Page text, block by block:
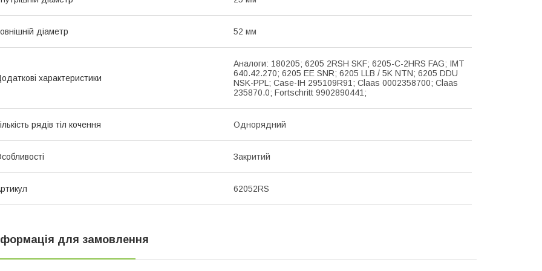
діаметр 52 мм
характеристики
Аналоги: 180205; 6205 2RSH SKF; 6205-C-2HRS FAG; IMT
640.42.270; 6205 EE SNR; 6205 LLB / 5K NTN; 6205 DDU
NSK-PPL; Case-IH 295109R91; Claas 0002358700; Claas
235870.0; Fortschritt 9902890441;
рядів тіл кочення Однорядний
Закритий
62052RS
для замовлення